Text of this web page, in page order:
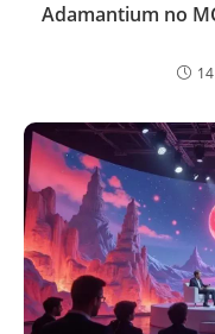
Adamantium no